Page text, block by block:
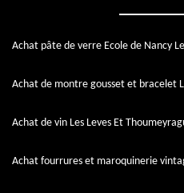
Achat pâte de verre Ecole de Nancy
Achat de montre gousset et bracelet
Achat de vin Les Leves Et
Achat fourrures et maroquinerie